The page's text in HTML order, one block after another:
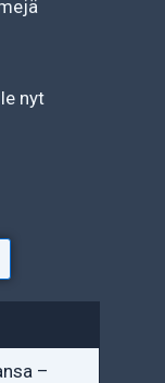
nyt
–